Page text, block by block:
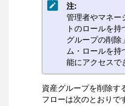
注:
管理者やマネー
トのロールを
グループの削除
ム・ロールを持
能にアクセスで
資産グループを削除す
フローは次のとおりで